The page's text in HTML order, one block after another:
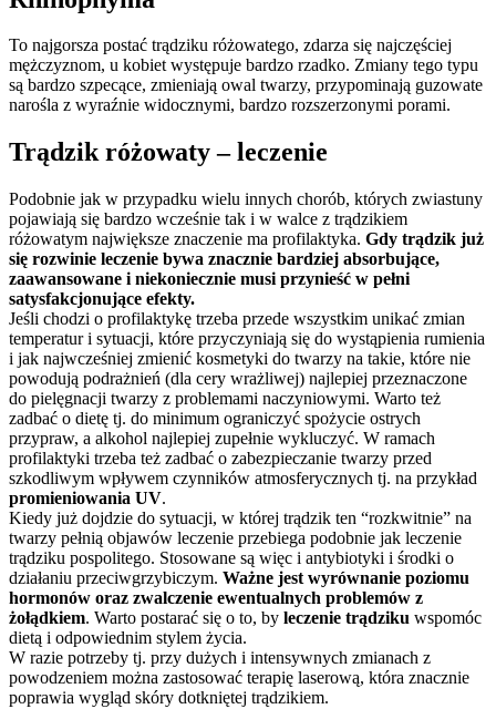
To najgorsza postać trądziku różowatego, zdarza się najczęściej
mężczyznom, u kobiet występuje bardzo rzadko. Zmiany tego typu
są bardzo szpecące, zmieniają owal twarzy, przypominają guzowate
narośla z wyraźnie widocznymi, bardzo rozszerzonymi porami.
Trądzik różowaty – leczenie
Podobnie jak w przypadku wielu innych chorób, których zwiastuny
pojawiają się bardzo wcześnie tak i w walce z trądzikiem
różowatym największe znaczenie ma profilaktyka. Gdy trądzik już
się rozwinie leczenie bywa znacznie bardziej absorbujące,
zaawansowane i niekoniecznie musi przynieść w pełni
satysfakcjonujące efekty.
Jeśli chodzi o profilaktykę trzeba przede wszystkim unikać zmian
temperatur i sytuacji, które przyczyniają się do wystąpienia rumienia
i jak najwcześniej zmienić kosmetyki do twarzy na takie, które nie
powodują podrażnień (dla cery wrażliwej) najlepiej przeznaczone
do pielęgnacji twarzy z problemami naczyniowymi. Warto też
zadbać o dietę tj. do minimum ograniczyć spożycie ostrych
przypraw, a alkohol najlepiej zupełnie wykluczyć. W ramach
profilaktyki trzeba też zadbać o zabezpieczanie twarzy przed
szkodliwym wpływem czynników atmosferycznych tj. na przykład
promieniowania UV.
Kiedy już dojdzie do sytuacji, w której trądzik ten “rozkwitnie” na
twarzy pełnią objawów leczenie przebiega podobnie jak leczenie
trądziku pospolitego. Stosowane są więc i antybiotyki i środki o
działaniu przeciwgrzybiczym. Ważne jest wyrównanie poziomu
hormonów oraz zwalczenie ewentualnych problemów z
żołądkiem. Warto postarać się o to, by leczenie trądziku wspomóc
dietą i odpowiednim stylem życia.
W razie potrzeby tj. przy dużych i intensywnych zmianach z
powodzeniem można zastosować terapię laserową, która znacznie
poprawia wygląd skóry dotkniętej trądzikiem.